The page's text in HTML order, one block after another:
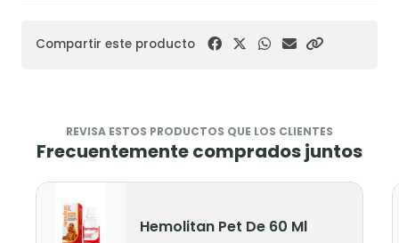
Compartir este producto
REVISA ESTOS PRODUCTOS QUE LOS CLIENTES
Frecuentemente comprados juntos
Hemolitan Pet De 60 Ml